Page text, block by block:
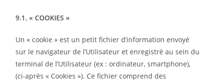
9.1. « COOKIES »
Un « cookie » est un petit fichier d’information envoyé
sur le navigateur de l’Utilisateur et enregistré au sein du
terminal de l’Utilisateur (ex : ordinateur, smartphone),
(ci-après « Cookies »). Ce fichier comprend des